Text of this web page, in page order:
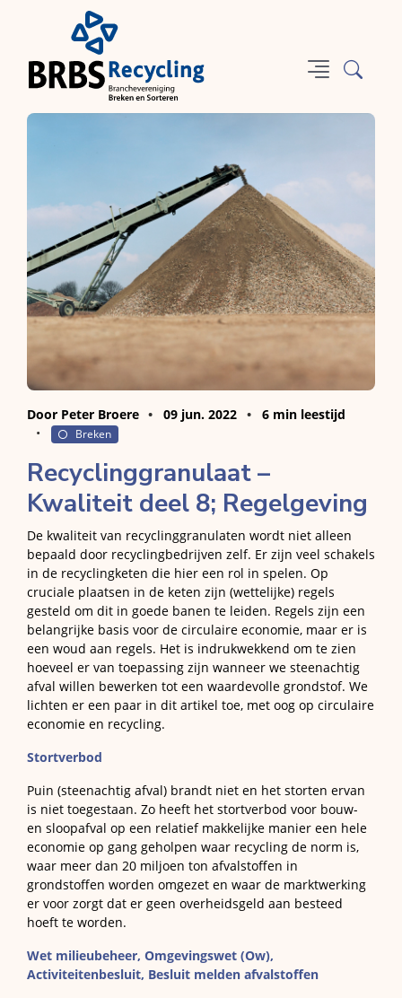
Door Peter Broere 09 jun. 2022 6 min leestijd
Breken
Recyclinggranulaat –
Kwaliteit deel 8; Regelgeving
De kwaliteit van recyclinggranulaten wordt niet alleen
bepaald door recyclingbedrijven zelf. Er zijn veel schakels
in de recyclingketen die hier een rol in spelen. Op
cruciale plaatsen in de keten zijn (wettelijke) regels
gesteld om dit in goede banen te leiden. Regels zijn een
belangrijke basis voor de circulaire economie, maar er is
een woud aan regels. Het is indrukwekkend om te zien
hoeveel er van toepassing zijn wanneer we steenachtig
afval willen bewerken tot een waardevolle grondstof. We
lichten er een paar in dit artikel toe, met oog op circulaire
economie en recycling.
Stortverbod
Puin (steenachtig afval) brandt niet en het storten ervan
is niet toegestaan. Zo heeft het stortverbod voor bouw-
en sloopafval op een relatief makkelijke manier een hele
economie op gang geholpen waar recycling de norm is,
waar meer dan 20 miljoen ton afvalstoffen in
grondstoffen worden omgezet en waar de marktwerking
er voor zorgt dat er geen overheidsgeld aan besteed
hoeft te worden.
Wet milieubeheer, Omgevingswet (Ow),
Activiteitenbesluit, Besluit melden afvalstoffen